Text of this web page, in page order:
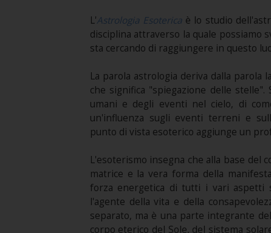
L'Astrologia Esoterica è lo studio
disciplina attraverso la quale possiamo
sta cercando di raggiungere in questo
La parola astrologia deriva dalla parola
che significa "spiegazione delle
umani e degli eventi nel cielo, di
un'influenza sugli eventi terreni e
punto di vista esoterico aggiunge un
L'esoterismo insegna che alla base del
matrice e la vera forma della
forza energetica di tutti i vari aspetti
l'agente della vita e della
separato, ma è una parte integrante
corpo eterico del Sole, del sistema